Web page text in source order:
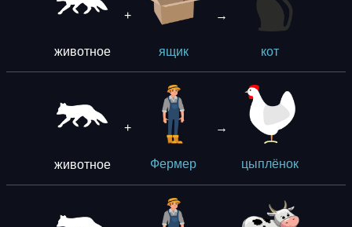
животное
+
ящик
→
кот
животное
+
Фермер
→
цыплёнок